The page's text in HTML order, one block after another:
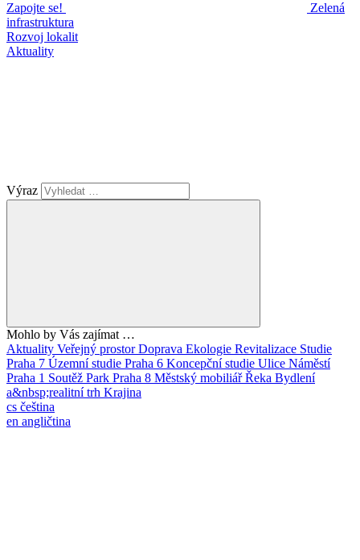
Zapojte se!
Zelená
infrastruktura
Rozvoj lokalit
Aktuality
Výraz
Mohlo by Vás zajímat …
Aktuality Veřejný prostorDoprava Ekologie Revitalizace Studie
Praha 7 Územní studie Praha 6 Koncepční studie Ulice Náměstí
Praha 1 Soutěž Park Praha 8 Městský mobiliářŘeka Bydlení
a&nbsp;realitní trh Krajina
cs čeština
en angličtina